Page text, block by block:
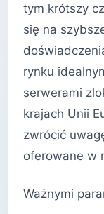
tym krótszy
się na
rynku
serwerami
krajach Unii
zwrócić
oferowane w
Ważnymi